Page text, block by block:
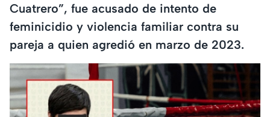
Cuatrero”, fue acusado de intento de
feminicidio y violencia familiar contra su
pareja a quien agredió en marzo de 2023.